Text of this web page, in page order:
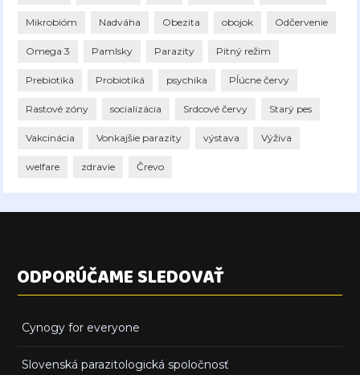
Mikrobióm Nadváha Obezita obojok Odčervenie
Omega 3 Pamlsky Parazity Pitný režim
Prebiotiká Probiotiká psychika Pĺúcne červy
Rastové zóny socializácia Srdcové červy Starý pes
Vakcinácia Vonkajšie parazity výstava Výživa
welfare zdravie Črevo
ODPORÚČAME SLEDOVAŤ
Cynogy for everyone
Slovenská parazitologická spoločnosť